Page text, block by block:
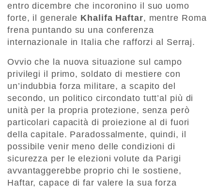
entro dicembre che incoronino il suo uomo
forte, il generale Khalifa Haftar, mentre Roma
frena puntando su una conferenza
internazionale in Italia che rafforzi al Serraj.
Ovvio che la nuova situazione sul campo
privilegi il primo, soldato di mestiere con
un’indubbia forza militare, a scapito del
secondo, un politico circondato tutt’al più di
unità per la propria protezione, senza però
particolari capacità di proiezione al di fuori
della capitale. Paradossalmente, quindi, il
possibile venir meno delle condizioni di
sicurezza per le elezioni volute da Parigi
avvantaggerebbe proprio chi le sostiene,
Haftar, capace di far valere la sua forza